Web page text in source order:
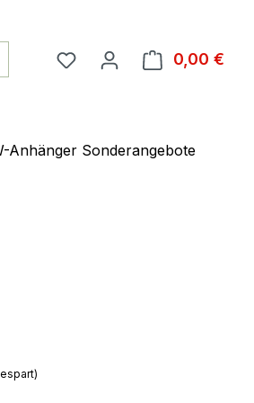
0,00 €
Anhänger Sonderangebote